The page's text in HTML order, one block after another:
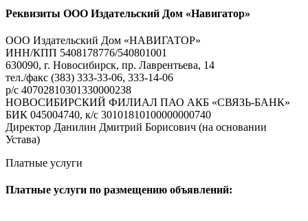
Реквизиты ООО Издательский Дом «Навигатор»
ООО Издательский Дом «НАВИГАТОР»
ИНН/КПП 5408178776/540801001
630090, г. Новосибирск, пр. Лаврентьева, 14
тел./факс (383) 333-33-06, 333-14-06
р/с 40702810301330000238
НОВОСИБИРСКИЙ ФИЛИАЛ ПАО АКБ «СВЯЗЬ-БАНК»
БИК 045004740, к/с 30101810100000000740
Директор Данилин Дмитрий Борисович (на основании
Устава)
Платные услуги
Платные услуги по размещению объявлений: